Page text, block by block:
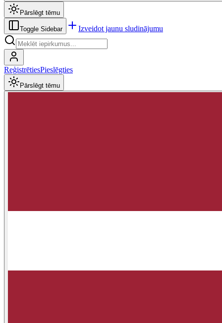
Pārslēgt tēmu
Toggle Sidebar Izveidot jaunu sludinājumu
ReģistrētiesPieslēgties
Pārslēgt tēmu